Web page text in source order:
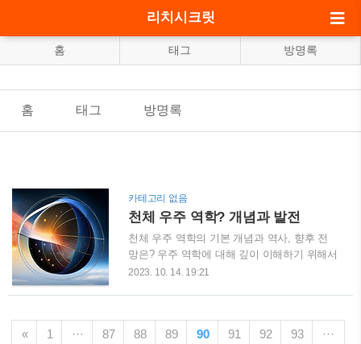
리치시크릿
홈 태그 방명록
홈 태그 방명록
카테고리 없음
천체 우주 역학? 개념과 발전
천체 우주 역학의 기본 개념과 역사, 향후 전
망은? 우주 역학에 대해 깊이 이해하기 위해서
는, 그 기본 개념과 역사를 파악하는 것이 중
구욕구를 자극하는 대상으로서 지속적으로 주
목받아 왔습니다. 우리의 조상들은 별자리를
2023. 10. 14. 19:21
« 1 ··· 87 88 89 90 91 92 93 ···